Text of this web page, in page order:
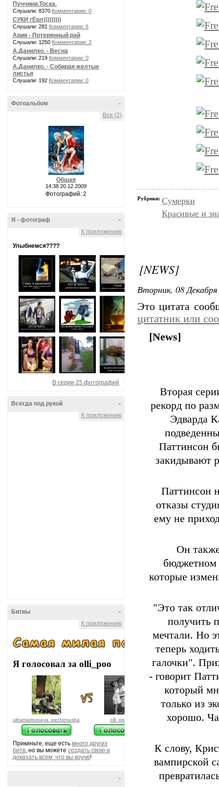
Пуччини.Тоска.
Слушали: 8370 Комментарии: 0
СУКИ гЁрл)))))))))
Слушали: 281 Комментарии: 6
Ария - Потерянный рай
Слушали: 1250 Комментарии: 3
А.Данилко. - Весна
Слушали: 219 Комментарии: 0
А.Данилко. - Собирая желтые
листья
Слушали: 192 Комментарии: 0
-
Фотоальбом
Все (2)
Общая
14:38 20.12.2009
Фотографий: 2
-
Я - фотограф
К приложению
Улыбнемся????
В серии 25 фотографий
-
Всегда под рукой
К приложению
-
Битвы
К приложению
Я голосовал за olli_poo
ultramarinovaya_pechenusha olli_poo
Прикиньте, еще есть много других
битв, но вы можете создать свою и
доказать всем, что вы круче!
-
Рубрики: Сумерки
Красивые и
[NEWS]
Вторник, 08
Это цитата
цитатник или
[News]
Вторая
рекорд по
Эдварда
Паттинсон
закидывают
Паттинсон
отказы
ему не
Он
бюджетном
которые
"Это так
получить
мечтали. Но
теперь
галочки".
- говорит
который
только из
хорошо.
К слову,
вампирской